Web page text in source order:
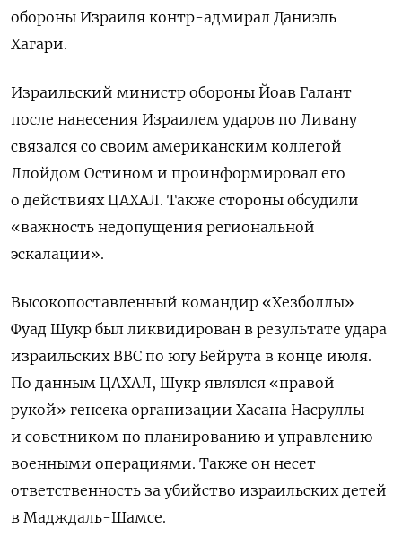
обороны Израиля контр-адмирал Даниэль
Хагари.
Израильский министр обороны Йоав Галант
после нанесения Израилем ударов по Ливану
связался со своим американским коллегой
Ллойдом Остином и проинформировал его
о действиях ЦАХАЛ. Также стороны обсудили
«важность недопущения региональной
эскалации».
Высокопоставленный командир «Хезболлы»
Фуад Шукр был ликвидирован в результате удара
израильских ВВС по югу Бейрута в конце июля.
По данным ЦАХАЛ, Шукр являлся «правой
рукой» генсека организации Хасана Насруллы
и советником по планированию и управлению
военными операциями. Также он несет
ответственность за убийство израильских детей
в Мадждаль-Шамсе.